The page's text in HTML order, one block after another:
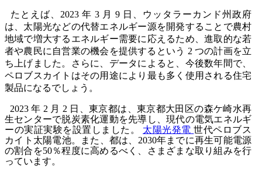
たとえば、2023 年 3 月 9 日、ウッタラーカンド州政府
は、太陽光などの代替エネルギー源を開発することで農村
地域で増大するエネルギー需要に応えるため、進取的な若
者や農民に自営業の機会を提供するという 2 つの計画を立
ち上げました。さらに、データによると、今後数年間で、
ペロブスカイトはその用途により最も多く使用される住宅
製品になるでしょう。
2023 年 2 月 2 日、東京都は、東京都大田区の森ケ崎水再
生センターで脱炭素化運動を先導し、現代の電気エネルギ
ーの実証実験を設置しました。
太陽光発電 世代ペロブス
カイト太陽電池。また、都は、2030年までに再生可能電源
の割合を50％程度に高めるべく、さまざまな取り組みを行
っています。